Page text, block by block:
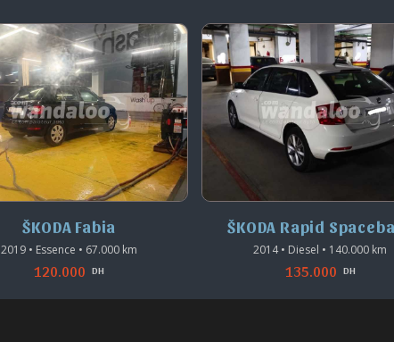
ŠKODA Fabia
2019 • Essence • 67.000 km
120.000 DH
ŠKODA Rapid
2014 • Diesel • 140.000 km
135.000 DH